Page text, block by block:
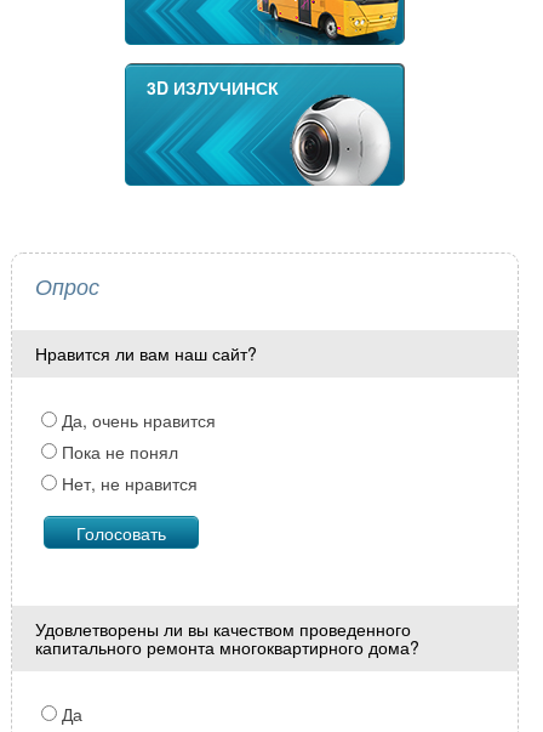
3D ИЗЛУЧИНСК
Опрос
Нравится ли вам наш сайт?
Да, очень нравится
Пока не понял
Нет, не нравится
Удовлетворены ли вы качеством проведенного
капитального ремонта многоквартирного дома?
Да